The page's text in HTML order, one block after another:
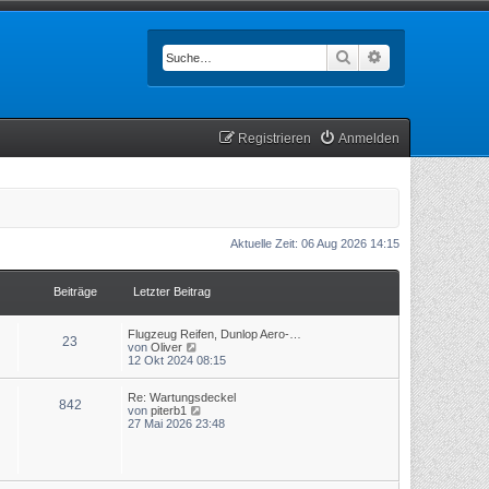
Suche
Anmelden
Registrieren
Aktuelle Zeit: 06 Aug 2026 14:15
Beiträge Letzter Beitrag
23
Flugzeug Reifen, Dunlop Aero-…
von Oliver
e
s
t
e
12 Okt 2024 08:15
842
Re: Wartungsdeckel
von piterb1
e
27 Mai 2026 23:48